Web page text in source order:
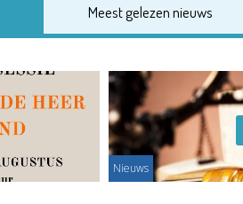
Meest gelezen nieuws
Nieuws